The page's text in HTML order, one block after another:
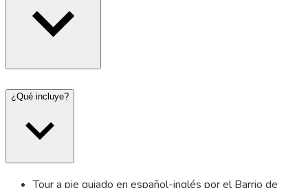
¿Qué incluye?
Tour a pie guiado en español-inglés por el Barrio de